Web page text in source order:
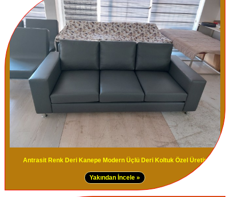
Antrasit Renk Deri Kanepe Modern Üçlü Deri Koltuk Özel Üretim
Yakından İncele »